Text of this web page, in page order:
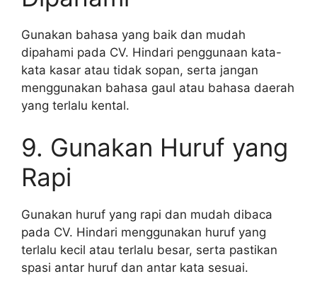
Gunakan bahasa yang baik dan mudah
dipahami pada CV. Hindari penggunaan kata-
kata kasar atau tidak sopan, serta jangan
menggunakan bahasa gaul atau bahasa daerah
yang terlalu kental.
9. Gunakan Huruf yang
Rapi
Gunakan huruf yang rapi dan mudah dibaca
pada CV. Hindari menggunakan huruf yang
terlalu kecil atau terlalu besar, serta pastikan
spasi antar huruf dan antar kata sesuai.